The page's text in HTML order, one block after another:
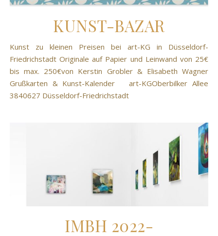
KUNST-BAZAR
Kunst zu kleinen Preisen bei art-KG in Düsseldorf-
Friedrichstadt Originale auf Papier und Leinwand von 25€
bis max. 250€von Kerstin Grobler & Elisabeth Wagner
Grußkarten & Kunst-Kalender art-KGOberbilker Allee
3840627 Düsseldorf-Friedrichstadt
IMBH 2022-